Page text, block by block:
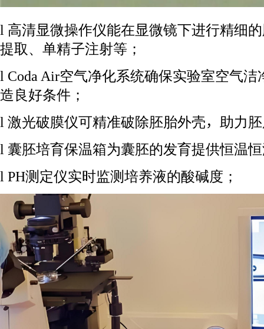
l 高清显微操作仪能在显微镜下进行精细
提取、单精子注射等；
l Coda Air空气净化系统确保实验室空气
造良好条件；
l 激光破膜仪可精准破除胚胎外壳，助力
l 囊胚培育保温箱为囊胚的发育提供恒温
l PH测定仪实时监测培养液的酸碱度；